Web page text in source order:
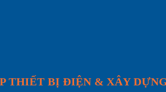
THIẾT BỊ ĐIỆN & XÂY